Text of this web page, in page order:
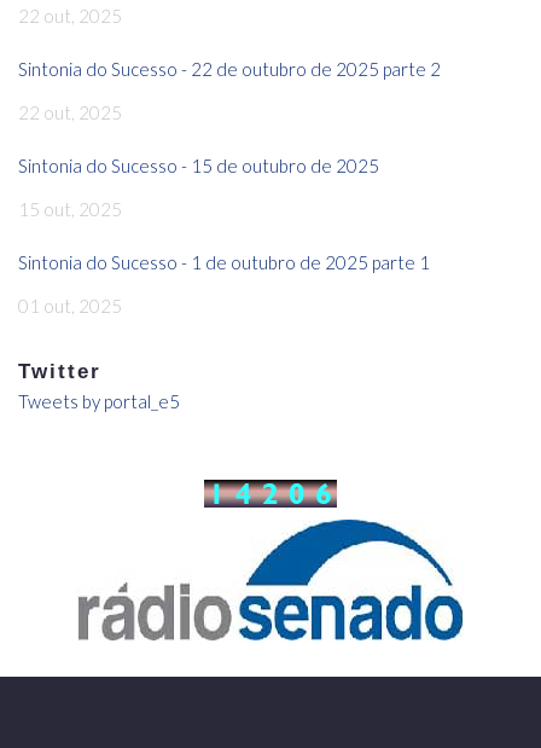
22 out, 2025
Sintonia do Sucesso - 22 de outubro de 2025 parte 2
22 out, 2025
Sintonia do Sucesso - 15 de outubro de 2025
15 out, 2025
Sintonia do Sucesso - 1 de outubro de 2025 parte 1
01 out, 2025
Twitter
Tweets by portal_e5